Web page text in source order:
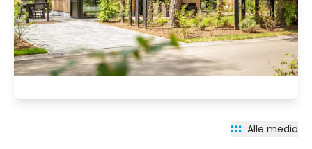
Alle media